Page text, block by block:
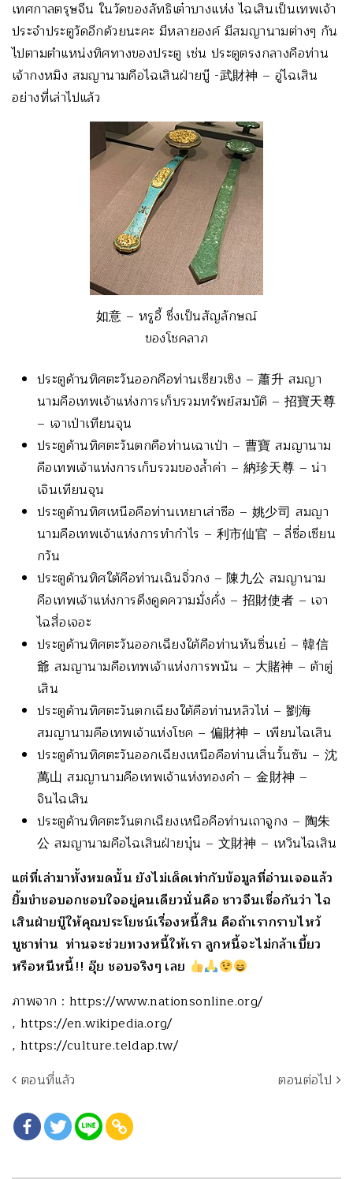
เทศกาลตรุษจีน ในวัดของลัทธิเต๋าบางแห่ง ไฉเสินเป็นเทพเจ้า
ประจำประตูวัดอีกด้วยนะคะ มีหลายองค์ มีสมญานามต่างๆ กัน
ไปตามตำแหน่งทิศทางของประตู เช่น ประตูตรงกลางคือท่าน
เจ้ากงหมิง สมญานามคือไฉเสินฝ่ายบู๊ -武財神 – อู่ไฉเสิน
อย่างที่เล่าไปแล้ว
如意 – หรูอี้ ซึ่งเป็นสัญลักษณ์
ของโชคลาภ
ประตูด้านทิศตะวันออกคือท่านเซียวเซิง – 蕭升 สมญา
นามคือเทพเจ้าแห่งการเก็บรวมทรัพย์สมบัติ – 招寶天尊
– เจาเป่าเทียนจุน
ประตูด้านทิศตะวันตกคือท่านเฉาเป่า – 曹寶 สมญานาม
คือเทพเจ้าแห่งการเก็บรวมของล้ำค่า – 納珍天尊 – น่า
เจินเทียนจุน
ประตูด้านทิศเหนือคือท่านเหยาเส่าซือ – 姚少司 สมญา
นามคือเทพเจ้าแห่งการทำกำไร – 利市仙官 – ลี่ซื่อเซียน
กวัน
ประตูด้านทิศใต้คือท่านเฉินจิ่วกง – 陳九公 สมญานาม
คือเทพเจ้าแห่งการดึงดูดความมั่งคั่ง – 招財使者 – เจา
ไฉสื่อเจอะ
ประตูด้านทิศตะวันออกเฉียงใต้คือท่านหันซิ่นเย๋ – 韓信
爺 สมญานามคือเทพเจ้าแห่งการพนัน – 大賭神 – ต้าตู่
เสิน
ประตูด้านทิศตะวันตกเฉียงใต้คือท่านหลิวไห่ – 劉海
สมญานามคือเทพเจ้าแห่งโชค – 偏財神 – เพียนไฉเสิน
ประตูด้านทิศตะวันออกเฉียงเหนือคือท่านเสิ่นวั้นซัน – 沈
萬山 สมญานามคือเทพเจ้าแห่งทองคำ – 金財神 –
จินไฉเสิน
ประตูด้านทิศตะวันตกเฉียงเหนือคือท่านเถาจูกง – 陶朱
公 สมญานามคือไฉเสินฝ่ายบุ๋น – 文財神 – เหวินไฉเสิน
แต่ที่เล่ามาทั้งหมดนั้น ยังไม่เด็ดเท่ากับข้อมูลที่อ่านเจอแล้ว
ยิ้มขำชอบอกชอบใจอยู่คนเดียวนั่นคือ ชาวจีนเชื่อกันว่า ไฉ
เสินฝ่ายบู๊ให้คุณประโยชน์เรื่องหนี้สิน คือถ้าเรากราบไหว้
บูชาท่าน ท่านจะช่วยทวงหนี้ให้เรา ลูกหนี้จะไม่กล้าเบี้ยว
หรือหนีหนี้!! อุ๊ย ชอบจริงๆ เลย
ภาพจาก : https://www.nationsonline.org/
, https://en.wikipedia.org/
, https://culture.teldap.tw/
ตอนที่แล้ว
ตอนต่อไป